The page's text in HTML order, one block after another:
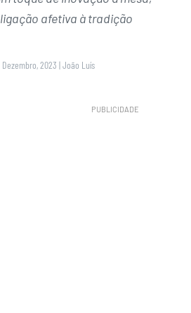
afetiva à tradição
Dezembro, 2023 |João Luís